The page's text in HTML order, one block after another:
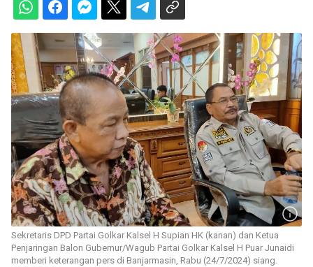
Sekretaris DPD Partai Golkar Kalsel H Supian HK (kanan) dan Ketua
Penjaringan Balon Gubernur/Wagub Partai Golkar Kalsel H Puar Junaidi
memberi keterangan pers di Banjarmasin, Rabu (24/7/2024) siang.